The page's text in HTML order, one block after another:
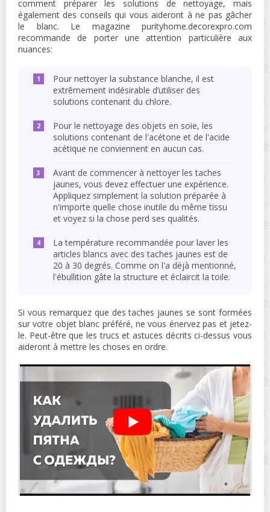
comment préparer les solutions de nettoyage, mais
également des conseils qui vous aideront à ne pas gâcher
le blanc. Le magazine purityhome.decorexpro.com
recommande de porter une attention particulière aux
nuances:
Pour nettoyer la substance blanche, il est
extrêmement indésirable d’utiliser des
solutions contenant du chlore.
Pour le nettoyage des objets en soie, les
solutions contenant de l'acétone et de l'acide
acétique ne conviennent en aucun cas.
Avant de commencer à nettoyer les taches
jaunes, vous devez effectuer une expérience.
Appliquez simplement la solution préparée à
n'importe quelle chose inutile du même tissu
et voyez si la chose perd ses qualités.
La température recommandée pour laver les
articles blancs avec des taches jaunes est de
20 à 30 degrés. Comme on l'a déjà mentionné,
l'ébullition gâte la structure et éclaircit la toile.
Si vous remarquez que des taches jaunes se sont formées
sur votre objet blanc préféré, ne vous énervez pas et jetez-
le. Peut-être que les trucs et astuces décrits ci-dessus vous
aideront à mettre les choses en ordre.